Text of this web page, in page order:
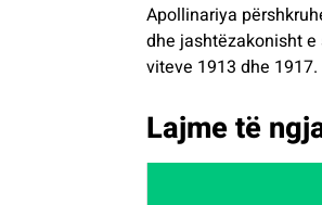
Apollinariya
dhe jashtëzakonisht e
viteve 1913 dhe 1917.
Lajme të